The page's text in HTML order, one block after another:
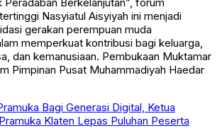
Nasyiatul Aisyiyah ini menjadi
gerakan perempuan muda
memperkuat kontribusi bagi keluarga,
dan kemanusiaan. Pembukaan Muktamar
Pimpinan Pusat Muhammadiyah Haedar